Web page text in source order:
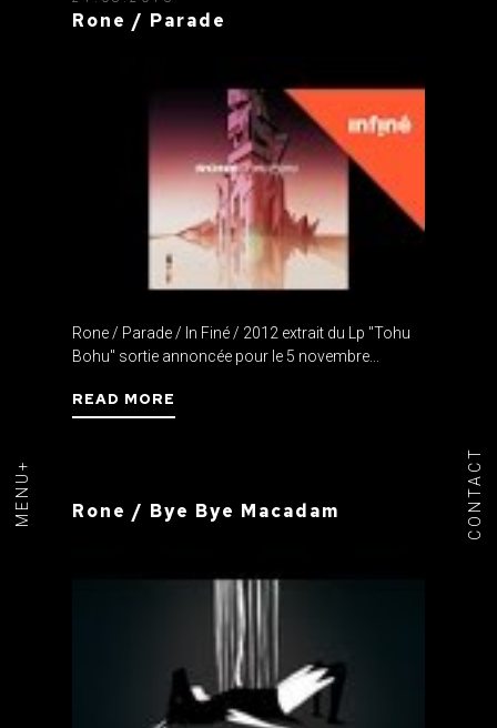
MENU+ CONTACT
Rone / Parade
Rone / Parade / In Finé / 2012 extrait du Lp "Tohu
Bohu" sortie annoncée pour le 5 novembre...
READ MORE
Rone / Bye Bye Macadam